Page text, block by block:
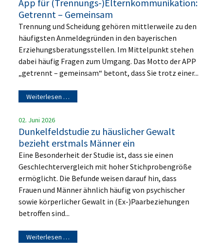
App für (Trennungs-)Elternkommunikation:
Getrennt – Gemeinsam
Trennung und Scheidung gehören mittlerweile zu den
häufigsten Anmeldegründen in den bayerischen
Erziehungsberatungsstellen. Im Mittelpunkt stehen
dabei häufig Fragen zum Umgang. Das Motto der APP
„getrennt – gemeinsam“ betont, dass Sie trotz einer...
Weiterlesen …
02. Juni 2026
Dunkelfeldstudie zu häuslicher Gewalt
bezieht erstmals Männer ein
Eine Besonderheit der Studie ist, dass sie einen
Geschlechtervergleich mit hoher Stichprobengröße
ermöglicht. Die Befunde weisen darauf hin, dass
Frauen und Männer ähnlich häufig von psychischer
sowie körperlicher Gewalt in (Ex-)Paarbeziehungen
betroffen sind...
Weiterlesen …